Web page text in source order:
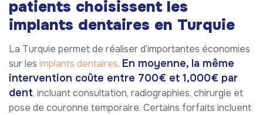
patients choisissent les
implants dentaires en Turquie
La Turquie permet de réaliser d’importantes économies
sur les implants dentaires. En moyenne, la même
intervention coûte entre 700€ et 1,000€ par
dent, incluant consultation, radiographies, chirurgie et
pose de couronne temporaire. Certains forfaits incluent